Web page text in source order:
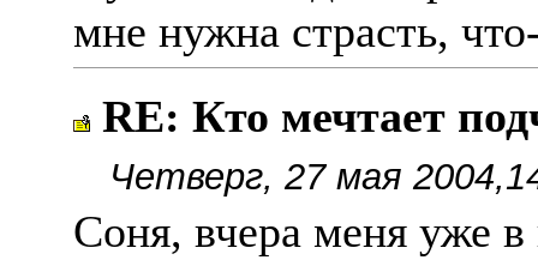
мне нужна страсть,
RE: Кто мечтает
Четверг, 27 мая
Соня, вчера меня уже